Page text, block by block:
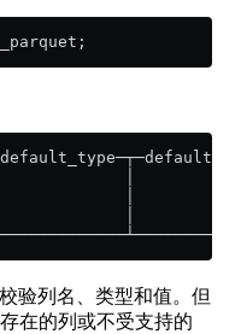
│              │
│              │
│              │
验列名、类型和值。但
在的列或不受支持的